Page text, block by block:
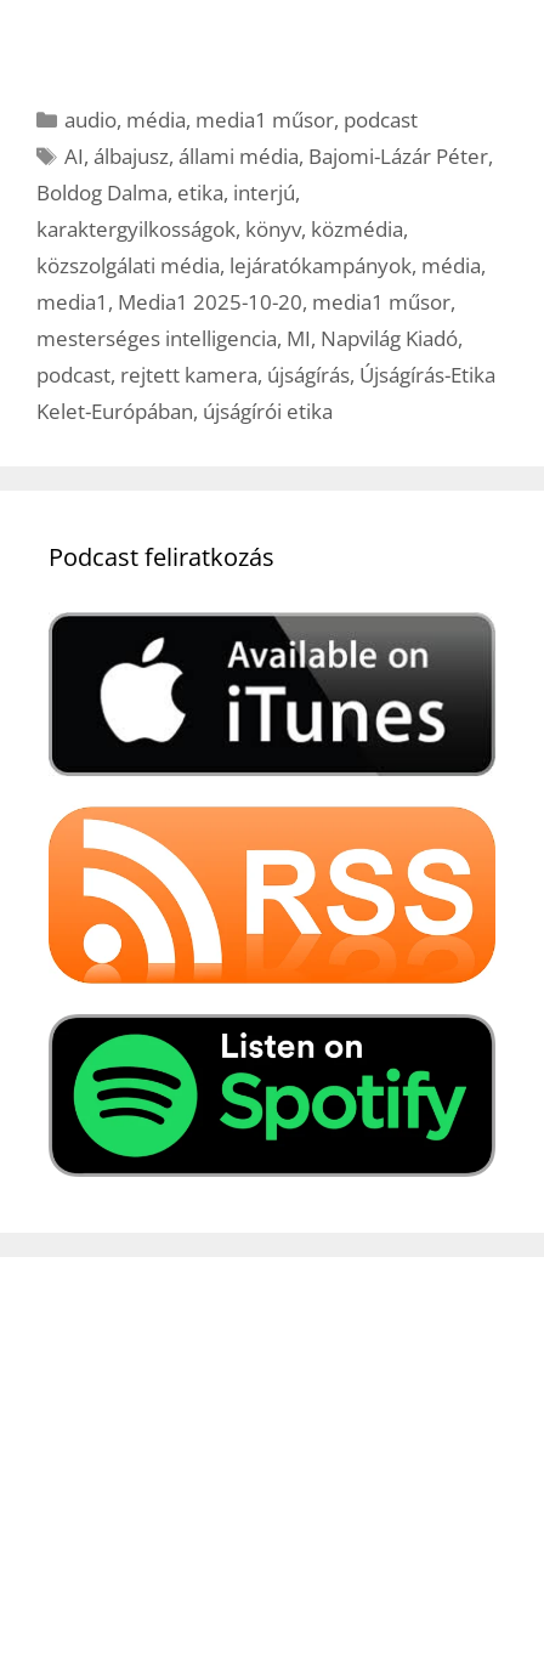
Kategória
audio, média, media1 műsor, podcast
Címkék
AI,álbajusz,állami média, Bajomi-Lázár Péter,
Boldog Dalma, etika, interjú,
karaktergyilkosságok, könyv, közmédia,
közszolgálati média, lejáratókampányok, média,
media1 , Media1 2025-10-20, media1 műsor,
mesterséges intelligencia, MI, Napvilág Kiadó,
podcast, rejtett kamera, újságírás, Újságírás-Etika
Kelet-Európában, újságírói etika
Podcast feliratkozás